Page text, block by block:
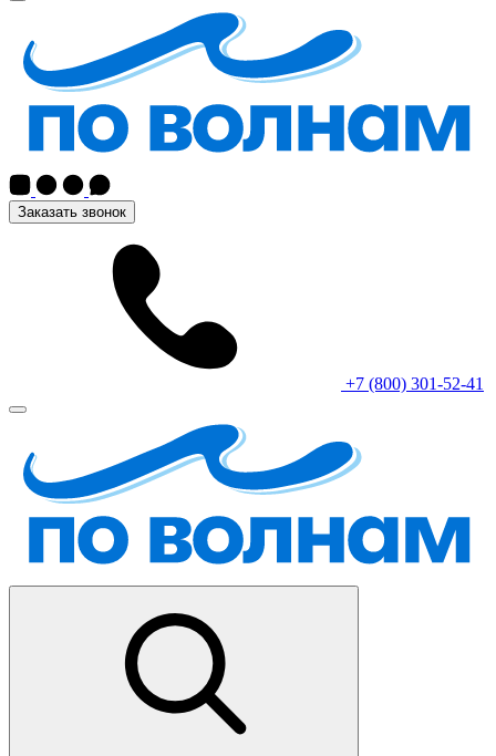
Заказать звонок
+7 (800) 301-52-41